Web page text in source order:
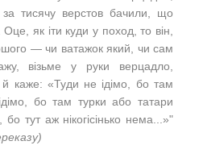
тисячу верстов бачили, що
Оце, як іти куди у поход, то він,
— чи ватажок який, чи сам
візьме у руки верцадло,
й каже: «Туди не ідімо, бо там
бо там турки або татари
тут аж нікогісінько нема...»"